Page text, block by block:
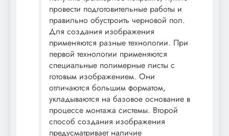
провести подготовительные работы и
правильно обустроить черновой пол.
Для создания изображения
применяются разные технологии. При
первой технологии применяются
специальные полимерные листы с
готовым изображением. Они
отличаются большим форматом,
укладываются на базовое основание в
процессе монтажа системы. Второй
способ создания изображения
предусматривает наличие